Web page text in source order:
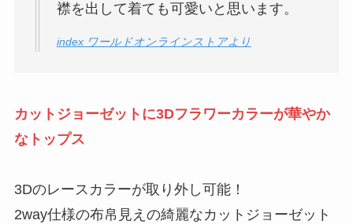
襟を出して着ても可愛いと思います。
index ワールドオンラインストアより
カットジョーゼットに3Dフラワーカラーが華やか
なトップス
3Dのレースカラーが取り外し可能！
2way仕様の布帛見えの綺麗なカットジョーゼット